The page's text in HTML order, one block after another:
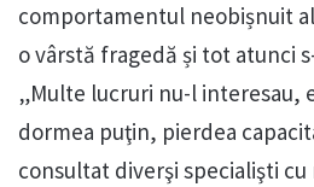
comportamentul neobișnuit
o vârstă fragedă și tot atunci
„Multe lucruri nu-l interesau,
dormea puţin, pierdea
consultat diverşi specialişti